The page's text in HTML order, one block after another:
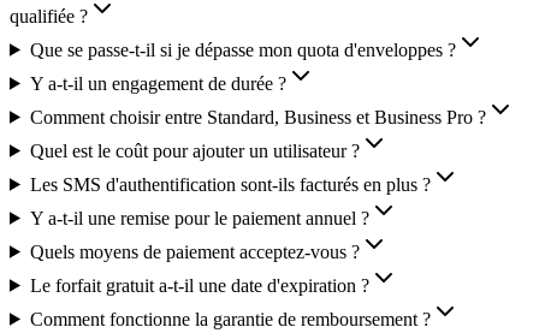
qualifiée ?
Que se passe-t-il si je dépasse mon quota d'enveloppes ?
Y a-t-il un engagement de durée ?
Comment choisir entre Standard, Business et Business Pro ?
Quel est le coût pour ajouter un utilisateur ?
Les SMS d'authentification sont-ils facturés en plus ?
Y a-t-il une remise pour le paiement annuel ?
Quels moyens de paiement acceptez-vous ?
Le forfait gratuit a-t-il une date d'expiration ?
Comment fonctionne la garantie de remboursement ?